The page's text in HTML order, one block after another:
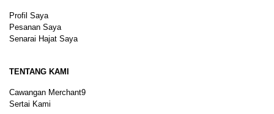
Profil Saya
Pesanan Saya
Senarai Hajat Saya
TENTANG KAMI
Cawangan Merchant9
Sertai Kami